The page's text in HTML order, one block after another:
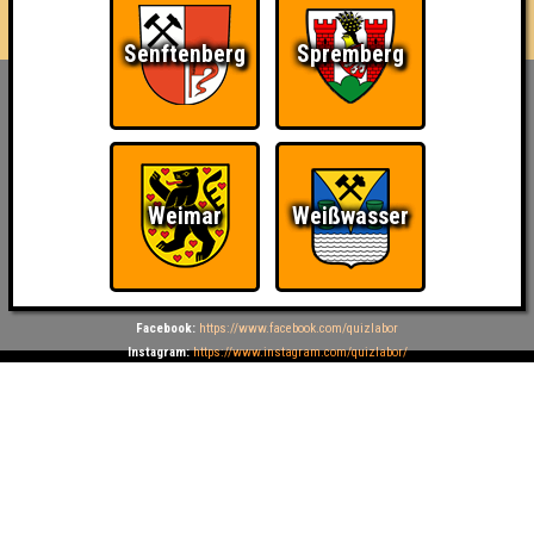
Sandower Straße 56
info@quizlabor.de
Datenschutz:Datenschutzerklärung
Facebook: https://www.facebook.com/quizlabor
Instagram: https://www.instagram.com/quizlabor/
Senftenberg Spremberg
Weimar Weißwasser